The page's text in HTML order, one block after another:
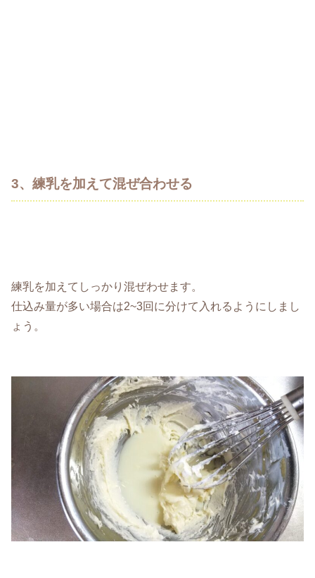
3、練乳を加えて混ぜ合わせる
練乳を加えてしっかり混ぜわせます。
仕込み量が多い場合は2~3回に分けて入れるようにしまし
ょう。